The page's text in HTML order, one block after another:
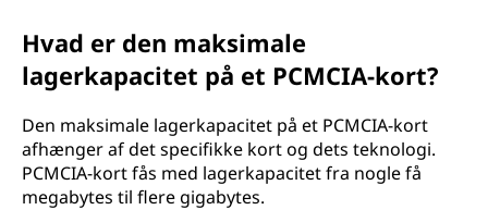
Hvad er den maksimale
lagerkapacitet på et PCMCIA-kort?
Den maksimale lagerkapacitet på et PCMCIA-kort
afhænger af det specifikke kort og dets teknologi.
PCMCIA-kort fås med lagerkapacitet fra nogle få
megabytes til flere gigabytes.